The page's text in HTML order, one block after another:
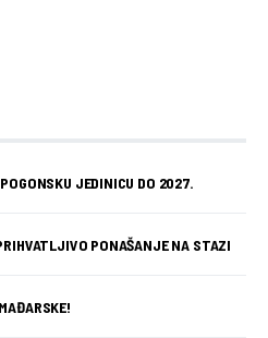
JEDINICU DO 2027.
PONAŠANJE NA STAZI